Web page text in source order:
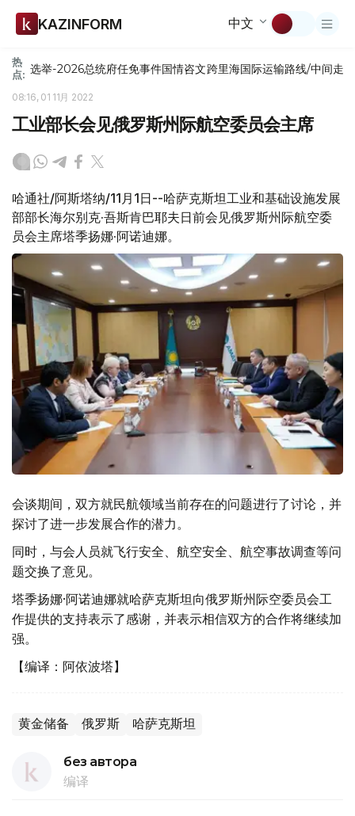
KAZINFORM 中文
热
点: 选举-2026总统府任免事件国情咨文跨里海国际运输路线/中间走廊
08:16, 01 11月 2022
工业部长会见俄罗斯州际航空委员会主席
哈通社/阿斯塔纳/11月1日--哈萨克斯坦工业和基础设施发展
部部长海尔别克·吾斯肯巴耶夫日前会见俄罗斯州际航空委
员会主席塔季扬娜·阿诺迪娜。
会谈期间，双方就民航领域当前存在的问题进行了讨论，并
探讨了进一步发展合作的潜力。
同时，与会人员就飞行安全、航空安全、航空事故调查等问
题交换了意见。
塔季扬娜·阿诺迪娜就哈萨克斯坦向俄罗斯州际空委员会工
作提供的支持表示了感谢，并表示相信双方的合作将继续加
强。
【编译：阿依波塔】
黄金储备 俄罗斯 哈萨克斯坦
без автора
编译